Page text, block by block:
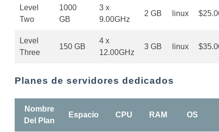
Level
Two
1000
GB
3 x
9.00GHz
2 GB linux
Level
Three
150 GB
4 x
12.00GHz
3 GB linux
Planes de servidores dedicados
Nombre
Del Plan
Espacio CPU RAM OS